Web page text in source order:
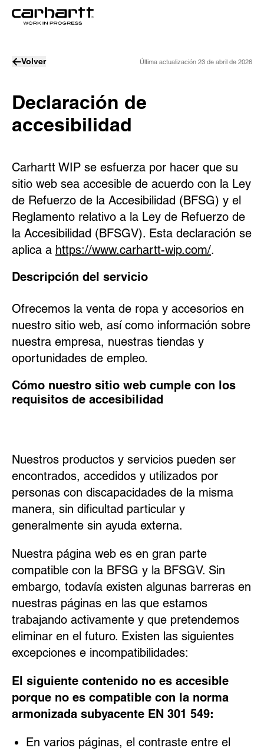
Volver Última actualización 23 de abril de 2026
Declaración de
accesibilidad
Carhartt WIP se esfuerza por hacer que su
sitio web sea accesible de acuerdo con la Ley
de Refuerzo de la Accesibilidad (BFSG) y el
Reglamento relativo a la Ley de Refuerzo de
la Accesibilidad (BFSGV). Esta declaración se
aplica a https://www.carhartt-wip.com/.
Descripción del servicio
Ofrecemos la venta de ropa y accesorios en
nuestro sitio web, así como información sobre
nuestra empresa, nuestras tiendas y
oportunidades de empleo.
Cómo nuestro sitio web cumple con los
requisitos de accesibilidad
Nuestros productos y servicios pueden ser
encontrados, accedidos y utilizados por
personas con discapacidades de la misma
manera, sin dificultad particular y
generalmente sin ayuda externa.
Nuestra página web es en gran parte
compatible con la BFSG y la BFSGV. Sin
embargo, todavía existen algunas barreras en
nuestras páginas en las que estamos
trabajando activamente y que pretendemos
eliminar en el futuro. Existen las siguientes
excepciones e incompatibilidades:
El siguiente contenido no es accesible
porque no es compatible con la norma
armonizada subyacente EN 301 549:
En varios páginas, el contraste entre el